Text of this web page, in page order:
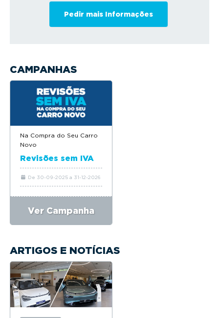
CAMPANHAS
Na Compra do Seu Carro
Novo
Revisões sem IVA
De 30-09-2025 a 31-12-2026
Ver Campanha
ARTIGOS E NOTÍCIAS